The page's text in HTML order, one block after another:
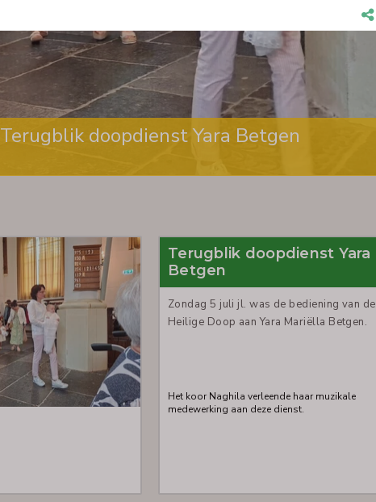
Terugblik doopdienst Yara Betgen
Terugblik doopdienst Yara
Betgen
Zondag 5 juli jl. was de bediening van de
Heilige Doop aan Yara Mariëlla Betgen.
Het koor Naghila verleende haar muzikale
medewerking aan deze dienst.